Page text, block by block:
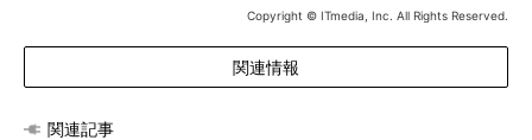
Copyright © ITmedia, Inc. All Rights Reserved.
関連情報
関連記事